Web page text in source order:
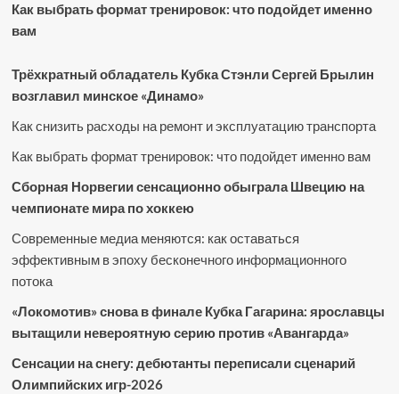
Как выбрать формат тренировок: что подойдет именно
вам
Трёхкратный обладатель Кубка Стэнли Сергей Брылин
возглавил минское «Динамо»
Как снизить расходы на ремонт и эксплуатацию транспорта
Как выбрать формат тренировок: что подойдет именно вам
Сборная Норвегии сенсационно обыграла Швецию на
чемпионате мира по хоккею
Современные медиа меняются: как оставаться
эффективным в эпоху бесконечного информационного
потока
«Локомотив» снова в финале Кубка Гагарина: ярославцы
вытащили невероятную серию против «Авангарда»
Сенсации на снегу: дебютанты переписали сценарий
Олимпийских игр-2026